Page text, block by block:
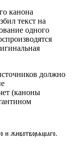
канона
текст на
одного
должно
(каноны
и животворѧаго.